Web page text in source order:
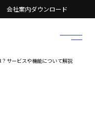
会社案内ダウンロード
サービスや機能について解説